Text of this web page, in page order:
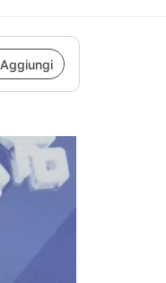
Aggiungi